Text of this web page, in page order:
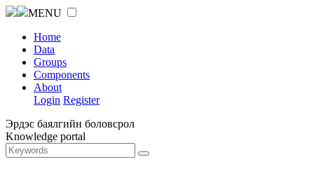
MENU
Home
Data
Groups
Components
About
Login Register
Эрдэс баялгийн боловсрол
Knowledge portal